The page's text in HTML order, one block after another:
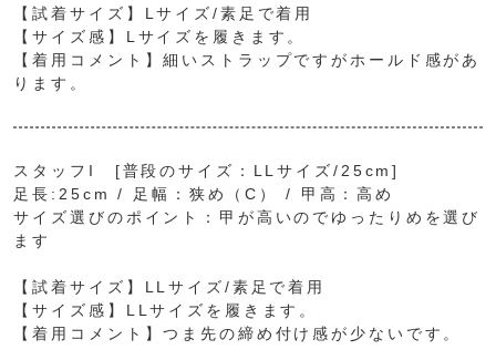
【試着サイズ】Lサイズ/素足で着用
【サイズ感】Lサイズを履きます。
【着用コメント】細いストラップですがホールド感があ
ります。
スタッフI [普段のサイズ：LLサイズ/25cm]
足長:25cm / 足幅：狭め（C） / 甲高：高め
サイズ選びのポイント：甲が高いのでゆったりめを選び
ます
【試着サイズ】LLサイズ/素足で着用
【サイズ感】LLサイズを履きます。
【着用コメント】つま先の締め付け感が少ないです。